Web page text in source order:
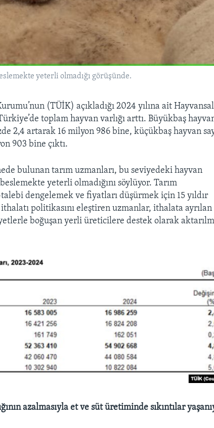
yeterli olmadığı görüşünde.
(TÜİK) açıkladığı 2024 yılına ait Hayvansal
toplam hayvan varlığı arttı. Büyükbaş
2,4 artarak 16 milyon 986 bine, küçükbaş hayvan
903 bine çıktı.
bulunan tarım uzmanları, bu seviyedeki hayvan
yeterli olmadığını söylüyor. Tarım
talebi dengelemek ve fiyatları düşürmek için 15 yıldır
politikasını eleştiren uzmanlar, ithalata ayrılan
boğuşan yerli üreticilere destek olarak
azalmasıyla et ve süt üretiminde sıkıntılar